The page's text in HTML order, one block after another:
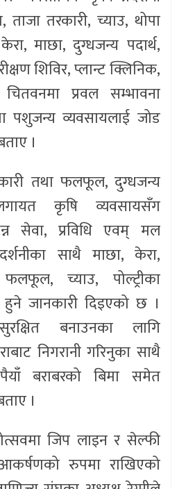
ताजा तरकारी, च्याउ, थोपा
माछा, दुग्धजन्य पदार्थ,
शिविर, प्लान्ट क्लिनिक,
प्रवल सम्भावना
पशुजन्य व्यवसायलाई जोड
।
तथा फलफूल, दुग्धजन्य
कृषि व्यवसायसँग
सेवा, प्रविधि एवम् मल
साथै माछा, केरा,
च्याउ, पोल्ट्रीका
हुने जानकारी दिइएको छ ।
बनाउनका लागि
निगरानी गरिनुका साथै
बराबरको बिमा समेत
।
जिप लाइन र सेल्फी
रुपमा राखिएको